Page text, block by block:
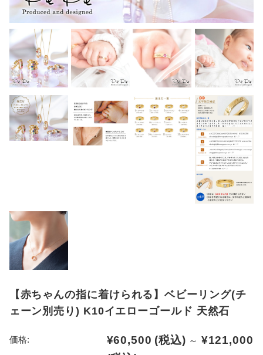
【赤ちゃんの指に着けられる】ベビーリング(チ
ェーン別売り) K10イエローゴールド 天然石
価格: ¥60,500 (税込) ～ ¥121,000